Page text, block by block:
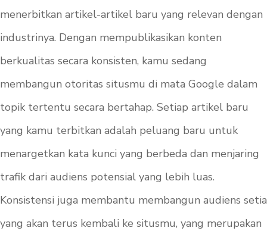
menerbitkan artikel-artikel baru yang relevan dengan
industrinya. Dengan mempublikasikan konten
berkualitas secara konsisten, kamu sedang
membangun otoritas situsmu di mata Google dalam
topik tertentu secara bertahap. Setiap artikel baru
yang kamu terbitkan adalah peluang baru untuk
menargetkan kata kunci yang berbeda dan menjaring
trafik dari audiens potensial yang lebih luas.
Konsistensi juga membantu membangun audiens setia
yang akan terus kembali ke situsmu, yang merupakan